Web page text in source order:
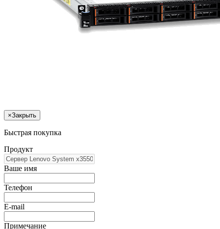
×Закрыть
Быстрая покупка
Продукт
Ваше имя
Телефон
E-mail
Примечание